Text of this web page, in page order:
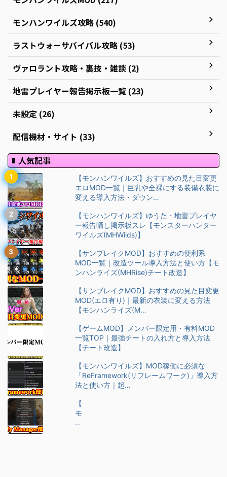
モンハンワイルズ攻略 (540)
ラストウォーサバイバル攻略 (53)
ヴァロラント攻略・裏技・雑談 (2)
地雷プレイヤー報告掲示板一覧 (23)
未設定 (26)
配信機材・サイト (33)
人気記事
【モンハンワイルズ】おすすめの見た目変更
エロMOD一覧｜巨乳や全裸にする装備衣装に
変える導入方法・ダウン…
【モンハンワイルズ】ゆうた・地雷プレイヤ
ー報告晒し掲示板スレ【モンスターハンター
ワイルズ(MHWilds)】
【サンブレイクMOD】おすすめの便利系
MOD一覧｜改造ツール導入方法と使い方【モ
ンハンライズ(MHRise)チート改造】
【サンブレイクMOD】おすすめの見た目変更
MOD(エロ有り)｜最新の衣装に変える方法
【モンハンライズ(M…
【ゲームMOD】メンバー限定用・有料MOD
一覧TOP｜最強チートの入れ方と導入方法
【チート改造】
【モンハンワイルズ】MOD稼働に必須な
「ReFramework(リフレームワーク)」導入方
法と使い方｜起…
【
モ
ン